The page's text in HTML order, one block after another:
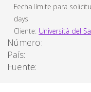
Fecha límite para
days
Cliente: Università del
Número:
País:
Fuente: